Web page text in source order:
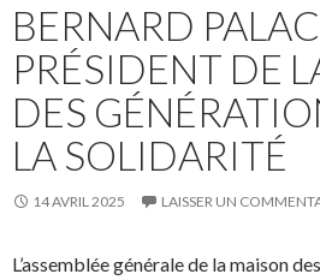
BERNARD
PRÉSIDENT DE
DES
LA SOLIDARITÉ
14 AVRIL 2025 LAISSER UN
L’assemblée générale de la maison